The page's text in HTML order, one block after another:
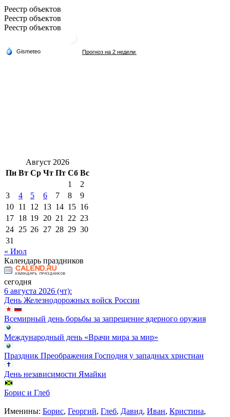
Реестр объектов
Реестр объектов
Реестр объектов
Август 2026
Пн Вт Ср Чт Пт Сб Вс
1
2
3
4 5 6 7 8
9
10 11 12 13 14 15 16
17 18 19 20 21 22 23
24 25 26 27 28 29 30
31
« Июл
Календарь праздников
сегодня
6 августа 2026 (чт):
День Железнодорожных войск России
Всемирный день борьбы за запрещение ядерного оружия
Международный день «Врачи мира за мир»
Праздник Преображения Господня у западных христиан
День независимости Ямайки
Борис и Глеб
Именины: Борис, Георгий, Глеб, Давид, Иван, Кристина,